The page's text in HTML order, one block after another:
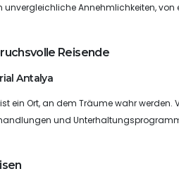
Annehmlichkeiten,
Reisende
Antalya
ein Ort, an dem Träume wahr werden.
und